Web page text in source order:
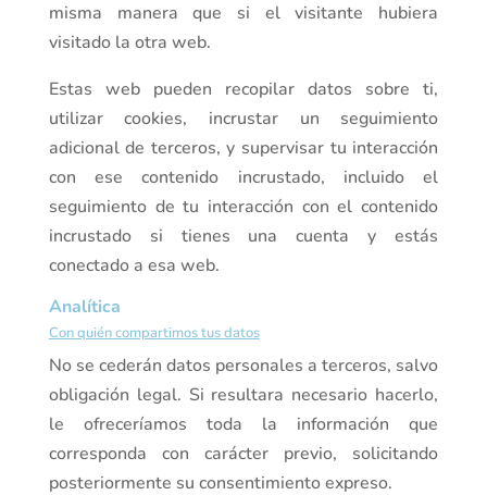
misma manera que si el visitante hubiera
visitado la otra web.
Estas web pueden recopilar datos sobre ti,
utilizar cookies, incrustar un seguimiento
adicional de terceros, y supervisar tu interacción
con ese contenido incrustado, incluido el
seguimiento de tu interacción con el contenido
incrustado si tienes una cuenta y estás
conectado a esa web.
Analítica
Con quién compartimos tus datos
No se cederán datos personales a terceros, salvo
obligación legal. Si resultara necesario hacerlo,
le ofreceríamos toda la información que
corresponda con carácter previo, solicitando
posteriormente su consentimiento expreso.